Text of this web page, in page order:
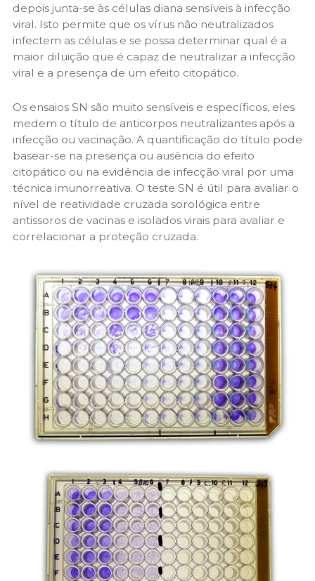
depois junta-se às células diana sensíveis à infecção
viral. Isto permite que os vírus não neutralizados
infectem as células e se possa determinar qual é a
maior diluição que é capaz de neutralizar a infecção
viral e a presença de um efeito citopático.
Os ensaios SN são muito sensíveis e específicos, eles
medem o título de anticorpos neutralizantes após a
infecção ou vacinação. A quantificação do título pode
basear-se na presença ou ausência do efeito
citopático ou na evidência de infecção viral por uma
técnica imunorreativa. O teste SN é útil para avaliar o
nível de reatividade cruzada sorológica entre
antissoros de vacinas e isolados virais para avaliar e
correlacionar a proteção cruzada.